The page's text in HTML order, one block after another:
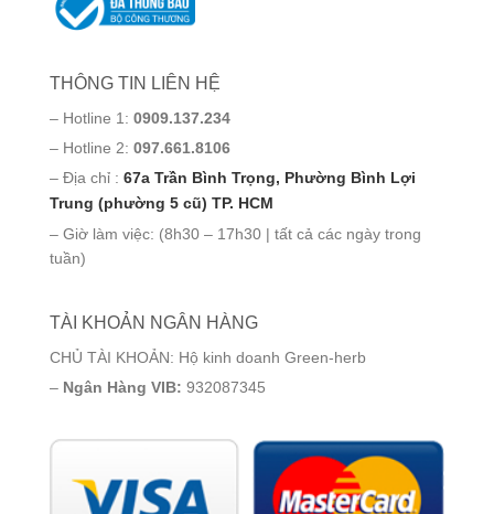
THÔNG TIN LIÊN HỆ
– Hotline 1: 0909.137.234
– Hotline 2: 097.661.8106
– Địa chỉ : 67a Trần Bình Trọng, Phường Bình Lợi
Trung (phường 5 cũ) TP. HCM
– Giờ làm việc: (8h30 – 17h30 | tất cả các ngày trong
tuần)
TÀI KHOẢN NGÂN HÀNG
CHỦ TÀI KHOẢN: Hộ kinh doanh Green-herb
– Ngân Hàng VIB: 932087345